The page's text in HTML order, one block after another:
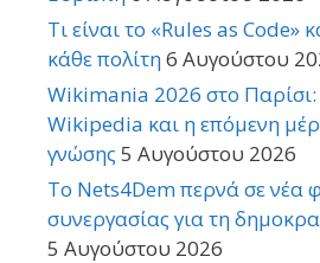
Τι είναι το «Rules as Code»
κάθε πολίτη6 Αυγούστου
Wikimania 2026 στο
Wikipedia και η επόμενη
γνώσης 5 Αυγούστου 2026
Το Nets4Dem περνά σε νέα
συνεργασίας για τη
5 Αυγούστου 2026